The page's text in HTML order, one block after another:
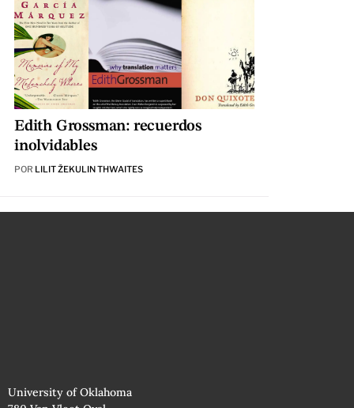
Edith Grossman: recuerdos
inolvidables
POR LILIT ŽEKULIN THWAITES
University of Oklahoma